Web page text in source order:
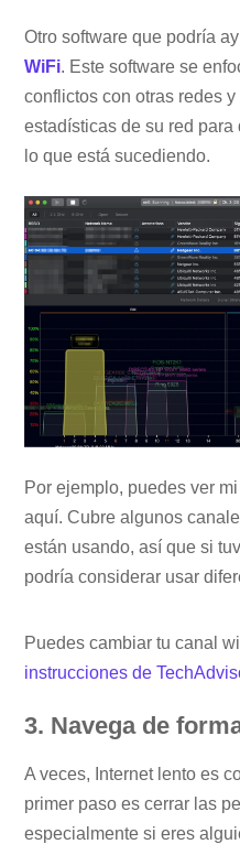
Otro software que podría
WiFi. Este software se
conflictos con otras redes
estadísticas de su red
lo que está sucediendo.
Por ejemplo, puedes ver
aquí. Cubre algunos
están usando, así que si
podría considerar usar
Puedes cambiar tu canal
instrucciones de
3. Navega de
A veces, Internet lento es
primer paso es cerrar las
especialmente si eres